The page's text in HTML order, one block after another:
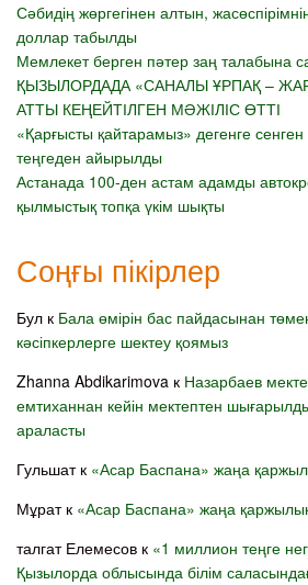
Сәбидің жөргегінен алтын,
доллар табылды
Мемлекет берген пәтер заң талабына
ҚЫЗЫЛОРДАДА «САНАЛЫ ҰРПАҚ –
АТТЫ КЕҢЕЙТІЛГЕН МӘЖІЛІС ӨТТІ
«Қарғысты қайтарамыз» дегенге
теңгеден айырылды
Астанада 100-ден астам адамды
қылмыстық топқа үкім шықты
Соңғы пікірлер
Бул к Бала өмірін бас пайдасынан
кәсіпкерлерге шектеу қоямыз
Zhanna Abdikarimova к Назарбаев
емтиханнан кейін мектептен
араласты
Гульшатк «Асар Баспана» жаңа
Мұратк «Асар Баспана» жаңа
талгат Елемесов к «1 миллион теңге
Қызылорда облысында білім